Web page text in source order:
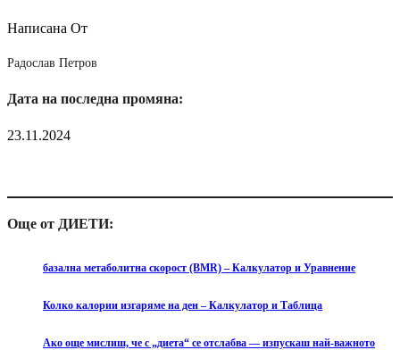
Написана От
Радослав Петров
Дата на последна промяна:
23.11.2024
Още от ДИЕТИ:
базална метаболитна скорост (BMR) – Калкулатор и Уравнение
Колко калории изгаряме на ден – Калкулатор и Таблица
Ако още мислиш, че с „диета“ се отслабва — изпускаш най-важното